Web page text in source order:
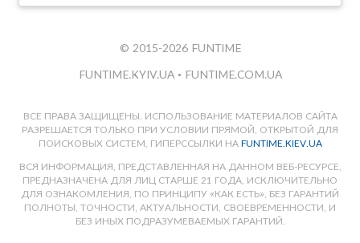
© 2015-2026 FUNTIME
FUNTIME.KYIV.UA • FUNTIME.COM.UA
ВСЕ ПРАВА ЗАЩИЩЕНЫ. ИСПОЛЬЗОВАНИЕ МАТЕРИАЛОВ САЙТА
РАЗРЕШАЕТСЯ ТОЛЬКО ПРИ УСЛОВИИ ПРЯМОЙ, ОТКРЫТОЙ ДЛЯ
ПОИСКОВЫХ СИСТЕМ, ГИПЕРССЫЛКИ НА FUNTIME.KIEV.UA
ВСЯ ИНФОРМАЦИЯ, ПРЕДСТАВЛЕННАЯ НА ДАННОМ ВЕБ-РЕСУРСЕ,
ПРЕДНАЗНАЧЕНА ДЛЯ ЛИЦ СТАРШЕ 21 ГОДА, ИСКЛЮЧИТЕЛЬНО
ДЛЯ ОЗНАКОМЛЕНИЯ, ПО ПРИНЦИПУ «КАК ЕСТЬ», БЕЗ ГАРАНТИЙ
ПОЛНОТЫ, ТОЧНОСТИ, АКТУАЛЬНОСТИ, СВОЕВРЕМЕННОСТИ, И
БЕЗ ИНЫХ ПОДРАЗУМЕВАЕМЫХ ГАРАНТИЙ.